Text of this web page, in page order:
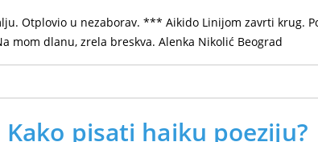
Otplovio u nezaborav. *** Aikido Linijom zavrti krug.
mom dlanu, zrela breskva. Alenka Nikolić Beograd
Kako pisati haiku poeziju?